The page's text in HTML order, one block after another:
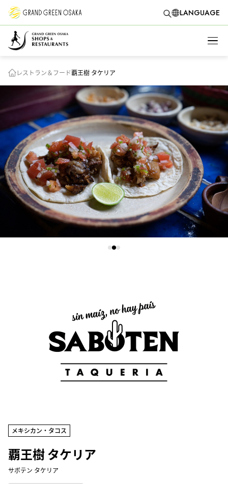
LANGUAGE
レストラン＆フード覇王樹 タケリア
メキシカン・タコス
覇王樹 タケリア
サボテン タケリア